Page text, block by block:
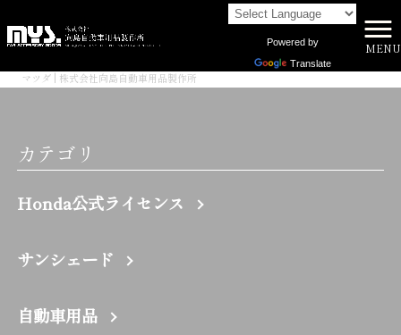
Powered by
Translate
MENU
マツダ | 株式会社向島自動車用品製作所
カテゴリ
Honda公式ライセンス
サンシェード
自動車用品